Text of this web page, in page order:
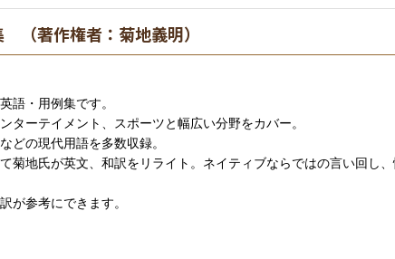
（著作権者：菊地義明）
語・用例集です。
ターテイメント、スポーツと幅広い分野をカバー。
どの現代用語を多数収録。
菊地氏が英文、和訳をリライト。ネイティブならではの言い回し
が参考にできます。